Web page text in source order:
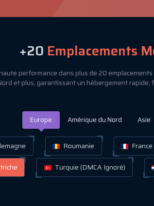
+20 Emplacements
performance dans plus de 20
et plus, garantissant un hébergement rapide,
Europe Amérique du Nord Asie
Roumanie France
Turquie (DMCA Ignoré)